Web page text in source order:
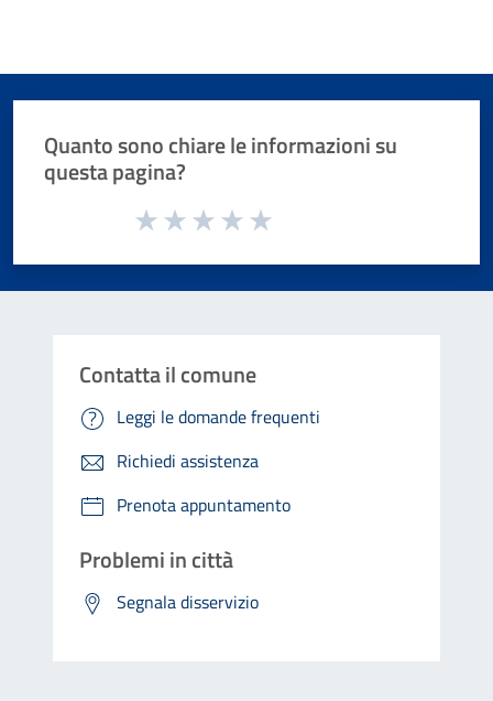
Quanto sono chiare le informazioni su
questa pagina?
Valuta da 1 a 5 stelle la pagina
Contatta il comune
Leggi le domande frequenti
Richiedi assistenza
Prenota appuntamento
Problemi in città
Segnala disservizio